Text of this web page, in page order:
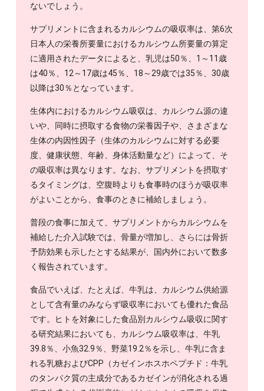
ないでしょう。
サプリメントに含まれるカルシウムの吸収率は、第6次
日本人の栄養所要量におけるカルシウム所要量の算定
に適用されたデータによると、乳児は50％、1～11歳
は40％、12～17歳は45％、18～29歳では35％、30歳
以降は30％となっています。
生体内におけるカルシウム吸収は、カルシウム源の違
いや、同時に摂取する食物の栄養因子や、さまざまな
生体の内因性因子（生体のカルシウムに対する必要
度、健康状態、年齢、身体活動量など）によって、そ
の吸収率は異なります。なお、サプリメントを摂取す
るタイミングは、空腹時よりも食事時のほうが吸収率
がよいことから、食事のときに補給しましょう。
普段の食事に加えて、サプリメントからカルシウムを
補給した介入試験では、骨量が増加し、さらには骨折
予防効果も示したとする結果が、国内外において数多
く報告されています。
食品でいえば、たとえば、牛乳は、カルシウム供給源
として含有量のみならず吸収率においても優れた食品
です。ヒトを対象にした食品別カルシウム吸収に関す
る研究結果においても、カルシウム吸収率は、牛乳
39.8％、小魚32.9％、野菜19.2％を示し、牛乳に含ま
れる乳糖およびCPP（カゼインホスホペプチド：牛乳
のタンパク質の主成分であるカゼインが消化される過